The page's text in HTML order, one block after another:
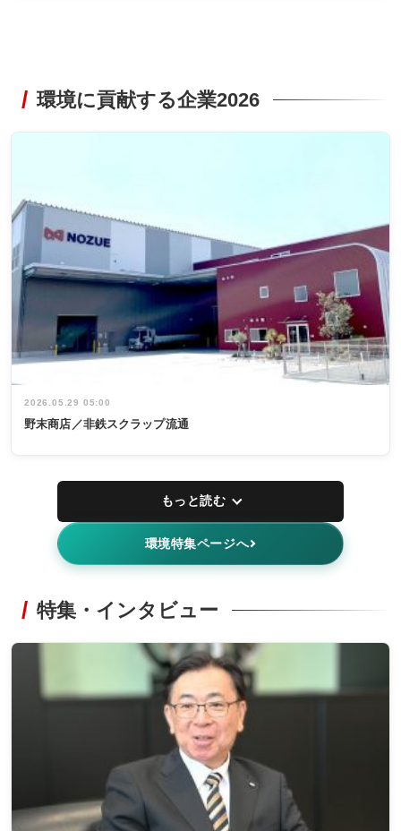
環境に貢献する企業2026
2026.05.29 05:00
野末商店／非鉄スクラップ流通
もっと読む
環境特集ページへ
特集・インタビュー